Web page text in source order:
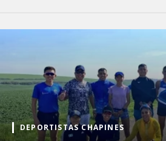
DEPORTISTAS CHAPINES